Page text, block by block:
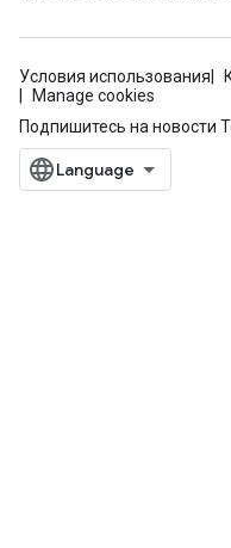
Условия использования
Manage cookies
Подпишитесь на новости